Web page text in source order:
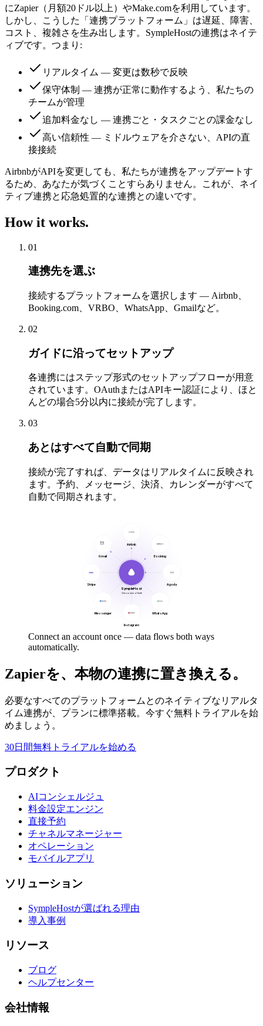
にZapier（月額20ドル以上）やMake.comを利用しています。
しかし、こうした「連携プラットフォーム」は遅延、障害、
コスト、複雑さを生み出します。SympleHostの連携はネイテ
ィブです。つまり:
リアルタイム — 変更は数秒で反映
保守体制 — 連携が正常に動作するよう、私たちの
チームが管理
追加料金なし — 連携ごと・タスクごとの課金なし
高い信頼性 — ミドルウェアを介さない、APIの直
接接続
AirbnbがAPIを変更しても、私たちが連携をアップデートす
るため、あなたが気づくことすらありません。これが、ネイ
ティブ連携と応急処置的な連携との違いです。
How it works.
01
連携先を選ぶ
接続するプラットフォームを選択します — Airbnb、
Booking.com、VRBO、WhatsApp、Gmailなど。
02
ガイドに沿ってセットアップ
各連携にはステップ形式のセットアップフローが用意
されています。OAuthまたはAPIキー認証により、ほと
んどの場合5分以内に接続が完了します。
03
あとはすべて自動で同期
接続が完了すれば、データはリアルタイムに反映され
ます。予約、メッセージ、決済、カレンダーがすべて
自動で同期されます。
Airbnb
Booking
Agoda
WhatsApp
Instagram
Messenger
Stripe
Gmail
SympleHost
One source of truth
Connect an account once — data flows both ways
automatically.
Zapierを、本物の連携に置き換える。
必要なすべてのプラットフォームとのネイティブなリアルタ
イム連携が、プランに標準搭載。今すぐ無料トライアルを始
めましょう。
30日間無料トライアルを始める
プロダクト
AIコンシェルジュ
料金設定エンジン
直接予約
チャネルマネージャー
オペレーション
モバイルアプリ
ソリューション
SympleHostが選ばれる理由
導入事例
リソース
ブログ
ヘルプセンター
会社情報